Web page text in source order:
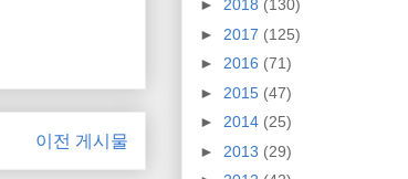
이전 게시물
► 2018 (130)
► 2017 (125)
► 2016 (71)
► 2015 (47)
► 2014 (25)
► 2013 (29)